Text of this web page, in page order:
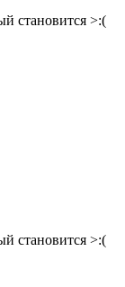
становится >:(
становится >:(